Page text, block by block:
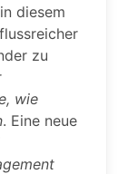
diesem
zu
wie
. Eine neue